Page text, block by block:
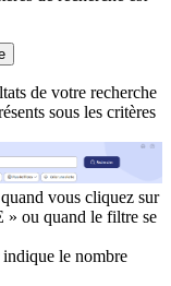
de votre recherche
sous les critères
vous cliquez sur
ou quand le filtre se
le nombre